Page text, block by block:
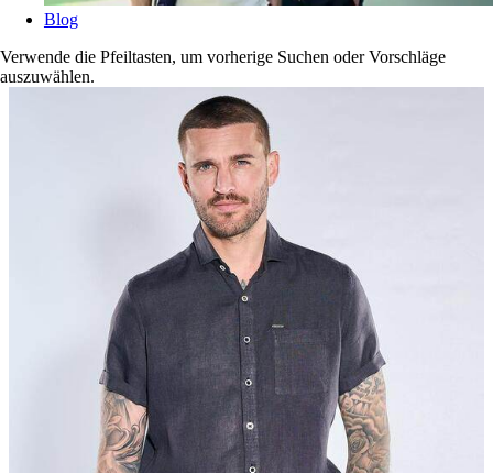
Blog
Verwende die Pfeiltasten, um vorherige Suchen oder Vorschläge
auszuwählen.